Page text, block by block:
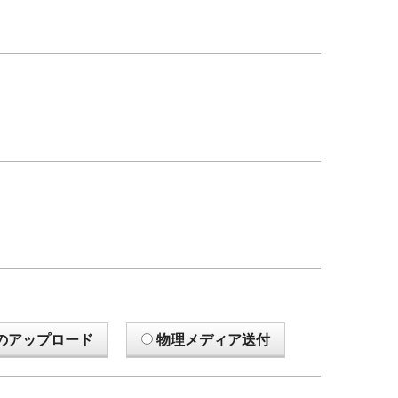
アップロード 物理メディア送付